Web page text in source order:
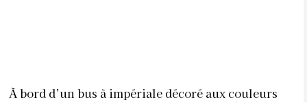
À bord d’un bus à impériale décoré aux couleurs